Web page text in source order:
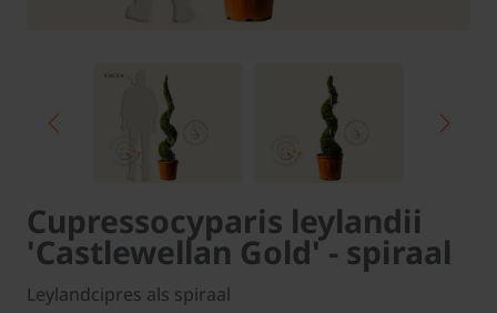
Cupressocyparis leylandii
'Castlewellan Gold' - spiraal
Leylandcipres als spiraal